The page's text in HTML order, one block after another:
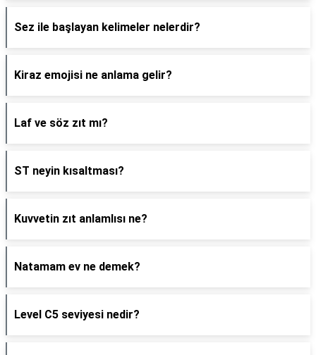
Sez ile başlayan kelimeler nelerdir?
Kiraz emojisi ne anlama gelir?
Laf ve söz zıt mı?
ST neyin kısaltması?
Kuvvetin zıt anlamlısı ne?
Natamam ev ne demek?
Level C5 seviyesi nedir?